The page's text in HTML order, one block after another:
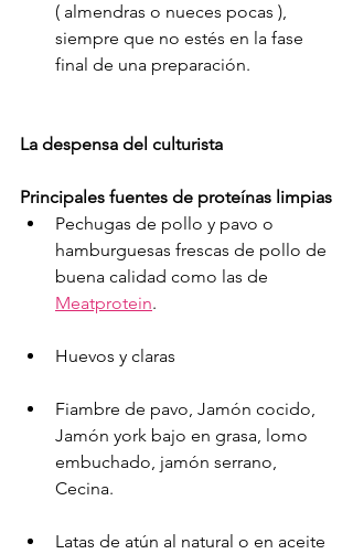
( almendras o nueces pocas ),
siempre que no estés en la fase
final de una preparación.
La despensa del culturista
Principales fuentes de proteínas limpias
Pechugas de pollo y pavo o
hamburguesas frescas de pollo de
buena calidad como las de
Meatprotein.
Huevos y claras
Fiambre de pavo, Jamón cocido,
Jamón york bajo en grasa, lomo
embuchado, jamón serrano,
Cecina.
Latas de atún al natural o en aceite